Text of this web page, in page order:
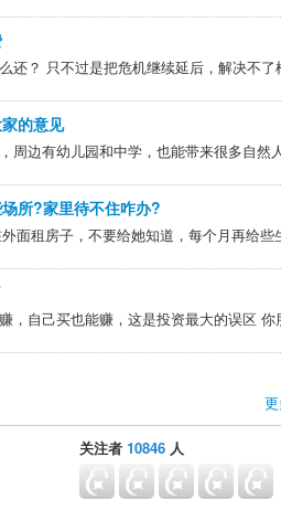
的意见
所?家里待不住咋办?
关注者 10846 人